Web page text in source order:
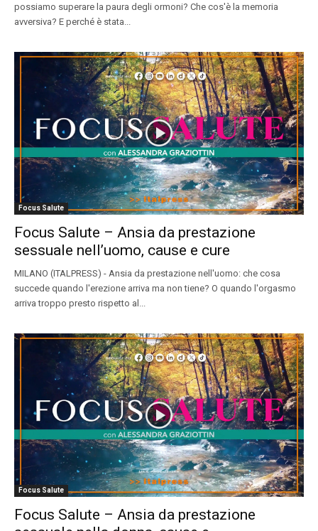
possiamo superare la paura degli ormoni? Che cos'è la memoria
avversiva? E perché è stata...
Focus Salute
Focus Salute – Ansia da prestazione
sessuale nell’uomo, cause e cure
MILANO (ITALPRESS) - Ansia da prestazione nell'uomo: che cosa
succede quando l'erezione arriva ma non tiene? O quando l'orgasmo
arriva troppo presto rispetto al...
Focus Salute
Focus Salute – Ansia da prestazione